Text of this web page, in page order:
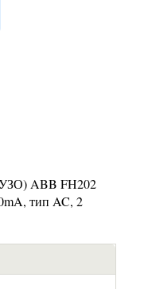
ABB FH202
тип AC, 2